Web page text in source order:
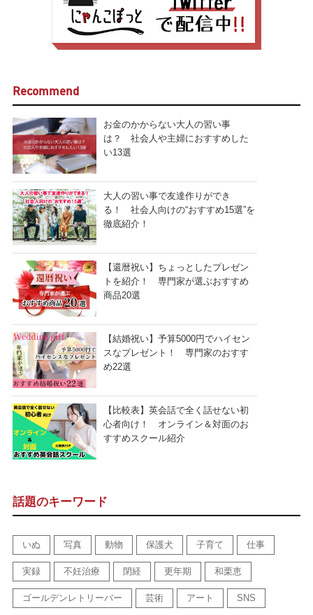
Recommend
お金のかからない大人の習い事
は？ 社会人や主婦におすすめした
い13選
大人の習い事で友達作りができ
る！ 社会人向けの“おすすめ15選”を
徹底紹介！
【還暦祝い】ちょっとしたプレゼン
トを紹介！ 専門家が選ぶおすすめ
商品20選
【結婚祝い】予算5000円でハイセン
スなプレゼント！ 専門家のおすす
め22選
【比較表】英会話で全く話せない初
心者向け！ オンライン＆対面のお
すすめスクール紹介
話題のキーワード
いぬ 写真 動物 保護犬 子育て 仕事
実録 不妊治療 閉経 更年期 和栗恵
ゴールデンレトリーバー 芸術 アート SNS